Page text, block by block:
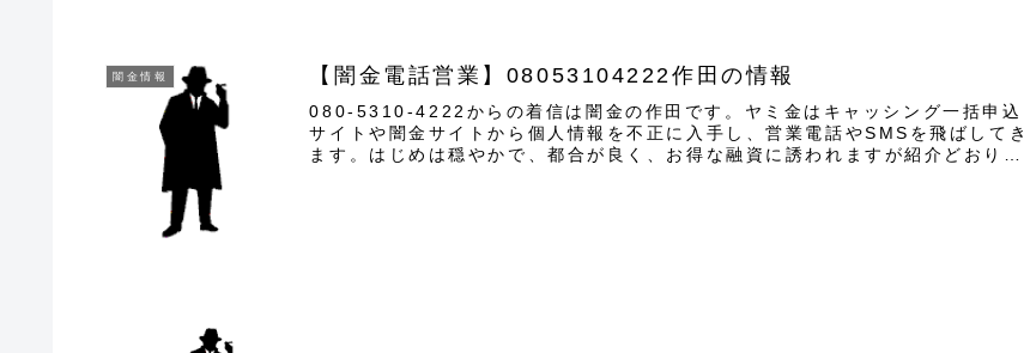
闇金情報 【闇金電話営業】08053104222作田の情報
080-5310-4222からの着信は闇金の作田です。ヤミ金はキャッシング一括申込
サイトや闇金サイトから個人情報を不正に入手し、営業電話やSMSを飛ばしてき
ます。はじめは穏やかで、都合が良く、お得な融資に誘われますが紹介どおりの